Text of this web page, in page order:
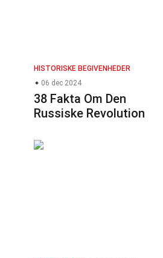
HISTORISKE BEGIVENHEDER
06 dec 2024
38 Fakta Om Den
Russiske Revolution